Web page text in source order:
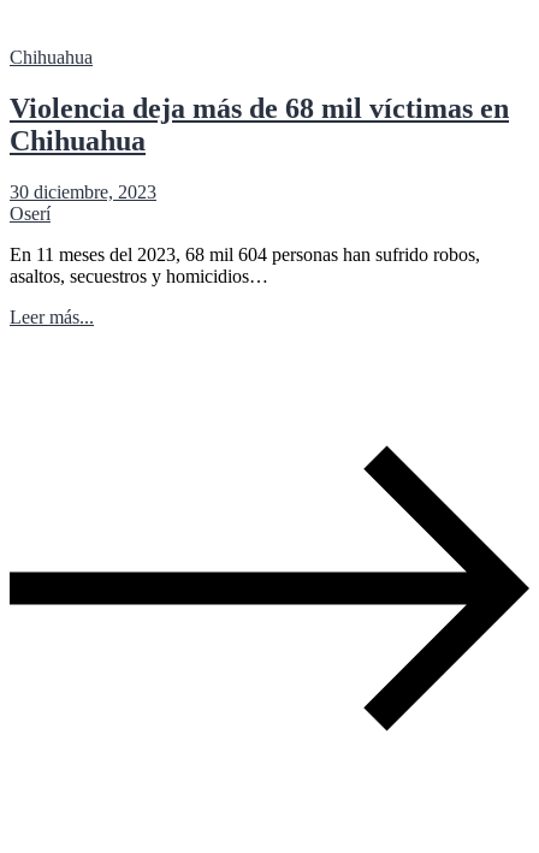
Chihuahua
Violencia deja más de 68 mil víctimas en
Chihuahua
30 diciembre, 2023
Oserí
En 11 meses del 2023, 68 mil 604 personas han sufrido robos,
asaltos, secuestros y homicidios…
Leer más...